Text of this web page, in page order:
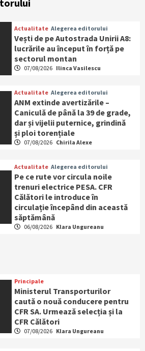
Actualitate Alegerea editorului
Vești de pe Autostrada Unirii A8:
lucrările au început în forță pe
sectorul montan
07/08/2026 Ilinca Vasilescu
Actualitate Alegerea editorului
ANM extinde avertizările –
Caniculă de până la 39 de grade,
dar și vijelii puternice, grindină
și ploi torențiale
07/08/2026 Chirila Alexe
Actualitate Alegerea editorului
Pe ce rute vor circula noile
trenuri electrice PESA. CFR
Călători le introduce în
circulație începând din această
săptămână
06/08/2026 Klara Ungureanu
Principale
Ministerul Transporturilor
caută o nouă conducere pentru
CFR SA. Urmează selecția și la
CFR Călători
07/08/2026 Klara Ungureanu